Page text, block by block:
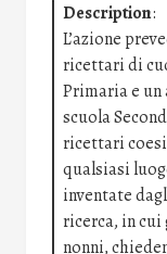
Description:
L’azione
ricettari di
Primaria e un
scuola
ricettari
qualsiasi
inventate
ricerca, in
nonni,